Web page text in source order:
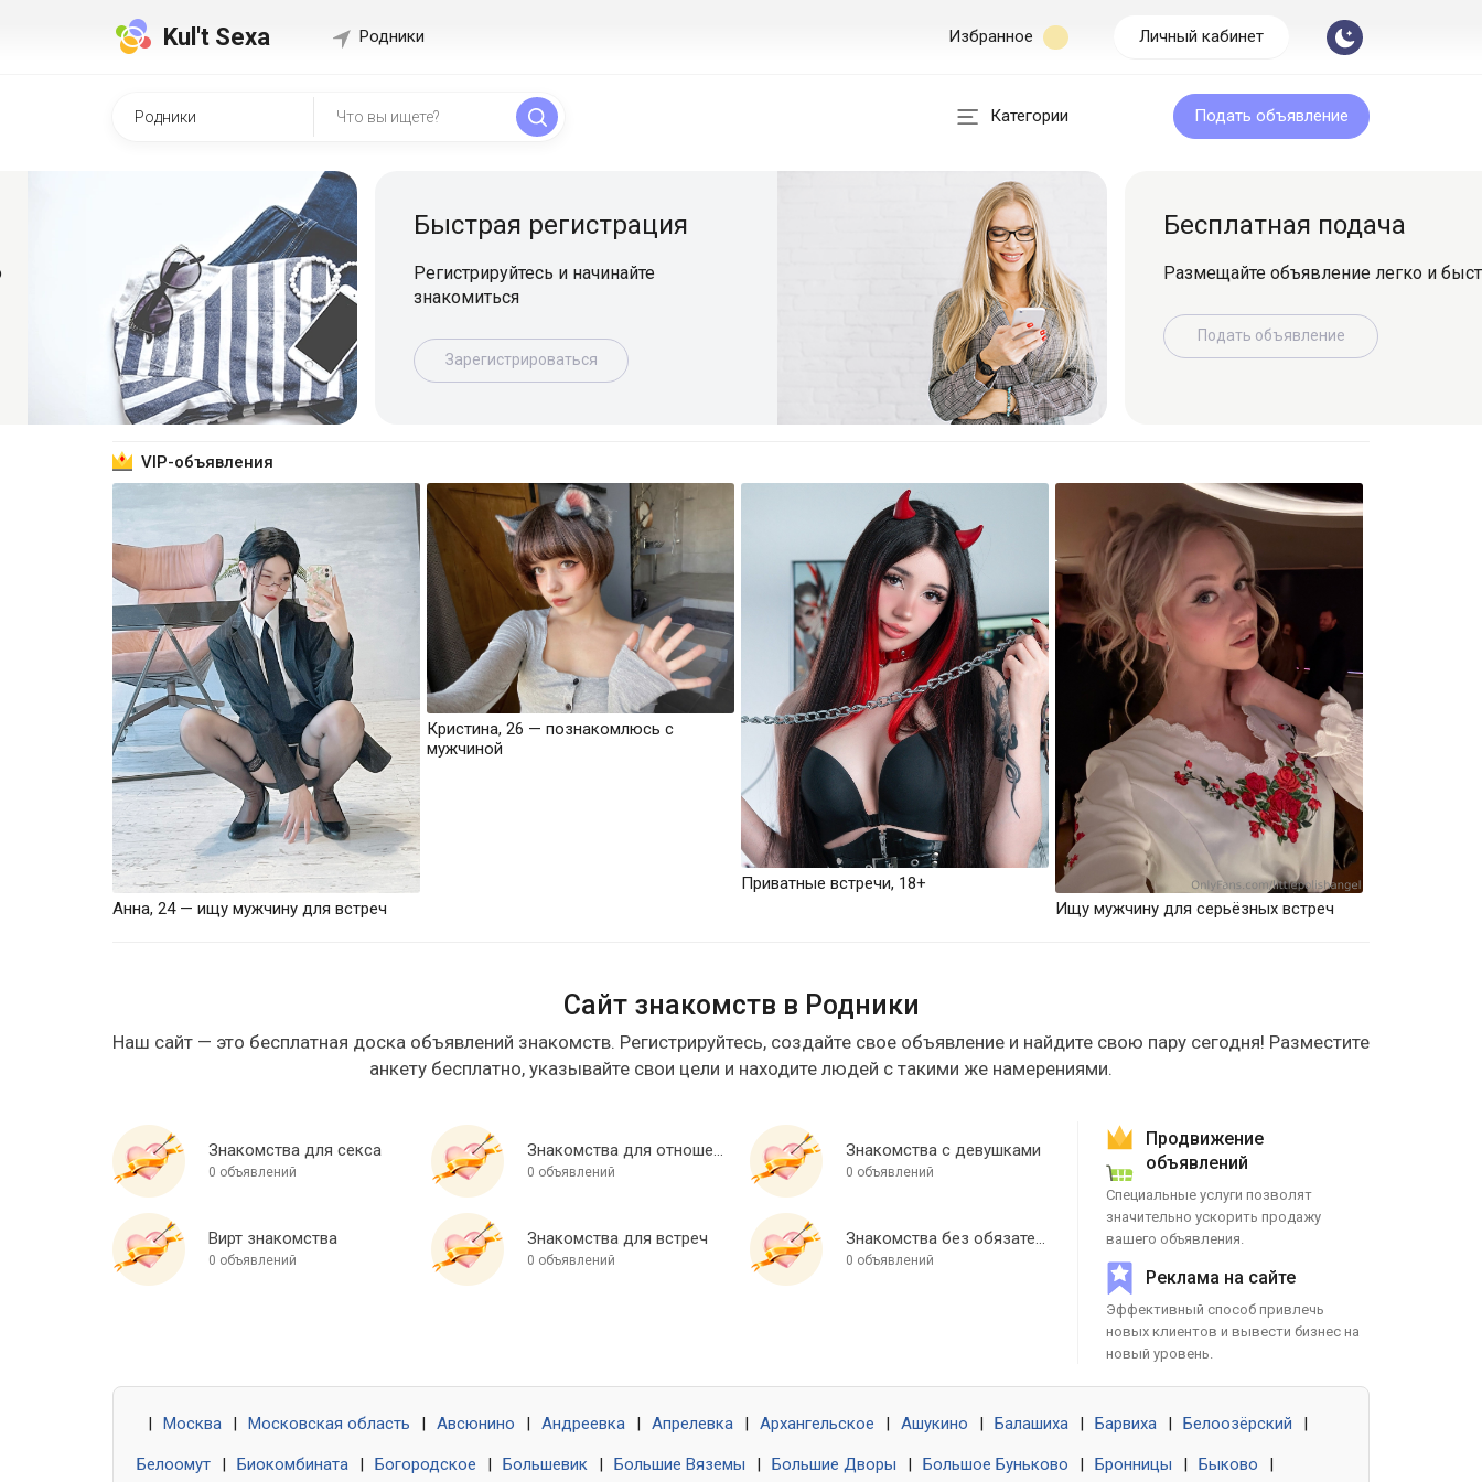
Kul't Sexa Родники Избранное Личный кабинет
Категории Подать объявление
Быстрая регистрация
Регистрируйтесь и начинайте
знакомиться
Зарегистрироваться
Бесплатная подача
Размещайте объявление легко и
Подать объявление
VIP-объявления
Анна, 24 — ищу мужчину для встреч
Кристина, 26 — познакомлюсь с
мужчиной
Приватные встречи, 18+
Ищу мужчину для серьёзных встреч
Сайт знакомств в Родники
Наш сайт — это бесплатная доска объявлений знакомств. Регистрируйтесь, создайте свое объявление и найдите свою пару сегодня! Разместите
анкету бесплатно, указывайте свои цели и находите людей с такими же намерениями.
Знакомства для секса
0 объявлений
Знакомства для отношений
0 объявлений
Знакомства с девушками
0 объявлений
Вирт знакомства
0 объявлений
Знакомства для встреч
0 объявлений
Знакомства без обязательств
0 объявлений
Продвижение
объявлений
Специальные услуги позволят
значительно ускорить продажу
вашего объявления.
Реклама на сайте
Эффективный способ привлечь
новых клиентов и вывести бизнес на
новый уровень.
Москва Московская область Авсюнино Андреевка Апрелевка Архангельское Ашукино Балашиха Барвиха Белоозёрский
Белоомут Биокомбината Богородское Большевик Большие Вяземы Большие Дворы Большое Буньково Бронницы Быково